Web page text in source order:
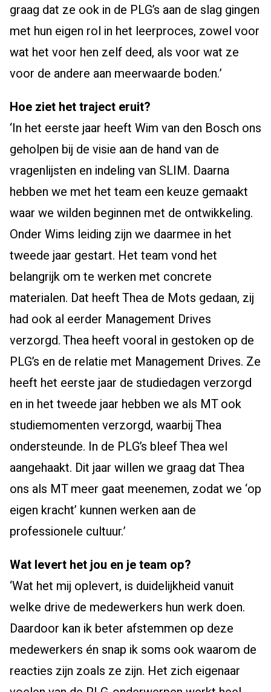
graag dat ze ook in de PLG’s aan de slag gingen
met hun eigen rol in het leerproces, zowel voor
wat het voor hen zelf deed, als voor wat ze
voor de andere aan meerwaarde boden.’
Hoe ziet het traject eruit?
‘In het eerste jaar heeft Wim van den Bosch ons
geholpen bij de visie aan de hand van de
vragenlijsten en indeling van SLIM. Daarna
hebben we met het team een keuze gemaakt
waar we wilden beginnen met de ontwikkeling.
Onder Wims leiding zijn we daarmee in het
tweede jaar gestart. Het team vond het
belangrijk om te werken met concrete
materialen. Dat heeft Thea de Mots gedaan, zij
had ook al eerder Management Drives
verzorgd. Thea heeft vooral in gestoken op de
PLG’s en de relatie met Management Drives. Ze
heeft het eerste jaar de studiedagen verzorgd
en in het tweede jaar hebben we als MT ook
studiemomenten verzorgd, waarbij Thea
ondersteunde. In de PLG’s bleef Thea wel
aangehaakt. Dit jaar willen we graag dat Thea
ons als MT meer gaat meenemen, zodat we ‘op
eigen kracht’ kunnen werken aan de
professionele cultuur.’
Wat levert het jou en je team op?
‘Wat het mij oplevert, is duidelijkheid vanuit
welke drive de medewerkers hun werk doen.
Daardoor kan ik beter afstemmen op deze
medewerkers én snap ik soms ook waarom de
reacties zijn zoals ze zijn. Het zich eigenaar